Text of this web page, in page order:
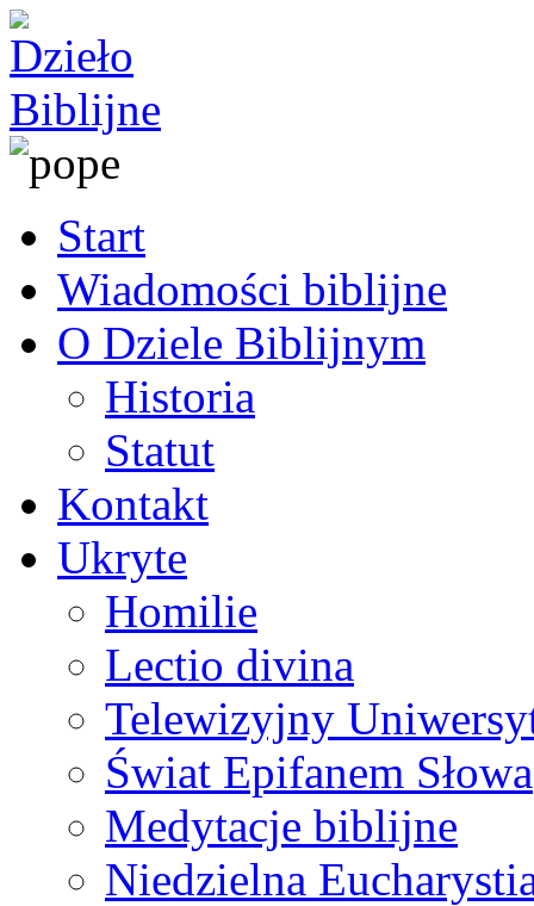
Start
Wiadomości biblijne
O Dziele Biblijnym
Historia
Statut
Kontakt
Ukryte
Homilie
Lectio divina
Telewizyjny
Świat Epifanem Słowa
Medytacje biblijne
Niedzielna